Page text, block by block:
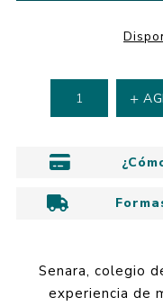
Senara, colegio
experiencia de